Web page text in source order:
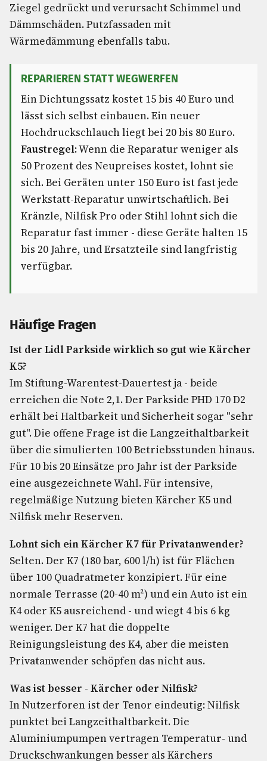
Ziegel gedrückt und verursacht Schimmel und
Dämmschäden. Putzfassaden mit
Wärmedämmung ebenfalls tabu.
REPARIEREN STATT WEGWERFEN
Ein Dichtungssatz kostet 15 bis 40 Euro und
lässt sich selbst einbauen. Ein neuer
Hochdruckschlauch liegt bei 20 bis 80 Euro.
Faustregel:Wenn die Reparatur weniger als
50 Prozent des Neupreises kostet, lohnt sie
sich. Bei Geräten unter 150 Euro ist fast jede
Werkstatt-Reparatur unwirtschaftlich. Bei
Kränzle, Nilfisk Pro oder Stihl lohnt sich die
Reparatur fast immer - diese Geräte halten 15
bis 20 Jahre, und Ersatzteile sind langfristig
verfügbar.
Häufige Fragen
Ist der Lidl Parkside wirklich so gut wie Kärcher
K5?
Im Stiftung-Warentest-Dauertest ja - beide
erreichen die Note 2,1. Der Parkside PHD 170 D2
erhält bei Haltbarkeit und Sicherheit sogar "sehr
gut". Die offene Frage ist die Langzeithaltbarkeit
über die simulierten 100 Betriebsstunden hinaus.
Für 10 bis 20 Einsätze pro Jahr ist der Parkside
eine ausgezeichnete Wahl. Für intensive,
regelmäßige Nutzung bieten Kärcher K5 und
Nilfisk mehr Reserven.
Lohnt sich ein Kärcher K7 für Privatanwender?
Selten. Der K7 (180 bar, 600 l/h) ist für Flächen
über 100 Quadratmeter konzipiert. Für eine
normale Terrasse (20-40 m²) und ein Auto ist ein
K4 oder K5 ausreichend - und wiegt 4 bis 6 kg
weniger. Der K7 hat die doppelte
Reinigungsleistung des K4, aber die meisten
Privatanwender schöpfen das nicht aus.
Was ist besser - Kärcher oder Nilfisk?
In Nutzerforen ist der Tenor eindeutig: Nilfisk
punktet bei Langzeithaltbarkeit. Die
Aluminiumpumpen vertragen Temperatur- und
Druckschwankungen besser als Kärchers